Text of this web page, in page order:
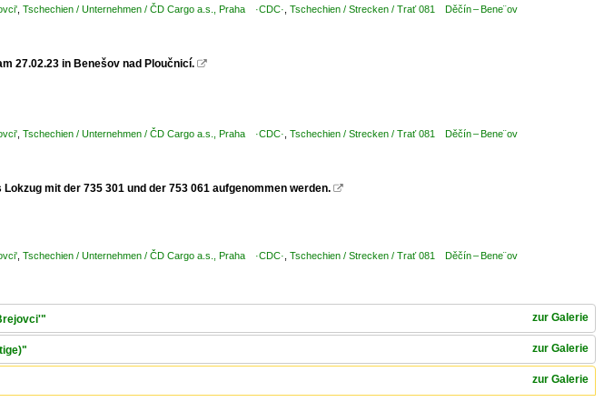
Tschechien / Unternehmen / ČD Cargo a.s., Praha ·CDC· Tschechien / Strecken / Trať 081 Děčín – Bene¨ov
27.02.23 in Benešov nad Ploučnicí. 
Tschechien / Unternehmen / ČD Cargo a.s., Praha ·CDC· Tschechien / Strecken / Trať 081 Děčín – Bene¨ov
mit der 735 301 und der 753 061 aufgenommen werden. 
Tschechien / Unternehmen / ČD Cargo a.s., Praha ·CDC· Tschechien / Strecken / Trať 081 Děčín – Bene¨ov
zur Galerie
zur Galerie
zur Galerie